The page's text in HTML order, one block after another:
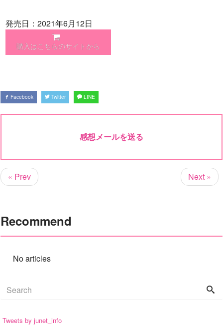
発売日：2021年6月12日
購入はこちらのサイトから
Facebook Twitter LINE
感想メールを送る
« Prev Next »
Recommend
No articles
Tweets by junet_info